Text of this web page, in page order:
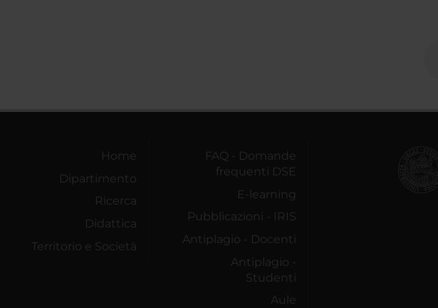
Home
Dipartimento
Ricerca
Didattica
Territorio e Società
FAQ - Domande
frequenti DSE
E-learning
Pubblicazioni - IRIS
Antiplagio - Docenti
Antiplagio -
Studenti
Aule